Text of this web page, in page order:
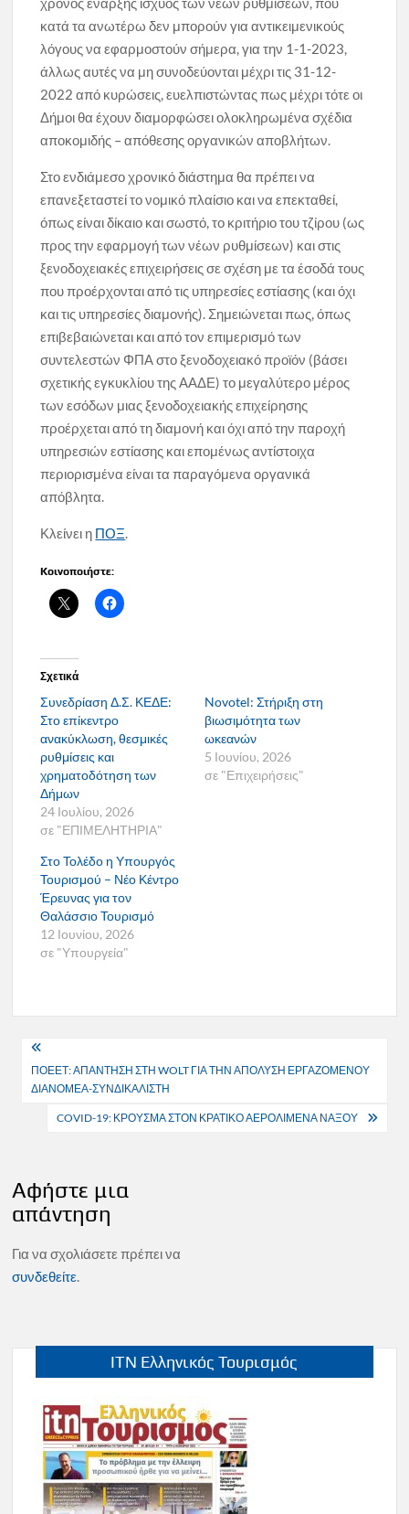
κατά τα ανωτέρω δεν μπορούν για αντικειμενικούς
λόγους να εφαρμοστούν σήμερα, για την 1-1-2023,
άλλως αυτές να μη συνοδεύονται μέχρι τις 31-12-
2022 από κυρώσεις, ευελπιστώντας πως μέχρι τότε οι
Δήμοι θα έχουν διαμορφώσει ολοκληρωμένα σχέδια
αποκομιδής – απόθεσης οργανικών αποβλήτων.
Στο ενδιάμεσο χρονικό διάστημα θα πρέπει να
επανεξεταστεί το νομικό πλαίσιο και να επεκταθεί,
όπως είναι δίκαιο και σωστό, το κριτήριο του τζίρου (ως
προς την εφαρμογή των νέων ρυθμίσεων) και στις
ξενοδοχειακές επιχειρήσεις σε σχέση με τα έσοδά τους
που προέρχονται από τις υπηρεσίες εστίασης (και όχι
και τις υπηρεσίες διαμονής). Σημειώνεται πως, όπως
επιβεβαιώνεται και από τον επιμερισμό των
συντελεστών ΦΠΑ στο ξενοδοχειακό προϊόν (βάσει
σχετικής εγκυκλίου της ΑΑΔΕ) το μεγαλύτερο μέρος
των εσόδων μιας ξενοδοχειακής επιχείρησης
προέρχεται από τη διαμονή και όχι από την παροχή
υπηρεσιών εστίασης και επομένως αντίστοιχα
περιορισμένα είναι τα παραγόμενα οργανικά
απόβλητα.
Κλείνει η ΠΟΞ.
Κοινοποιήστε:
Σχετικά
Συνεδρίαση Δ.Σ. ΚΕΔΕ:
Στο επίκεντρο
ανακύκλωση, θεσμικές
ρυθμίσεις και
χρηματοδότηση των
Δήμων
24 Ιουλίου, 2026
σε "ΕΠΙΜΕΛΗΤΗΡΙΑ"
Novotel: Στήριξη στη
βιωσιμότητα των
ωκεανών
5 Ιουνίου, 2026
σε "Επιχειρήσεις"
Στο Τολέδο η Υπουργός
Τουρισμού – Νέο Κέντρο
Έρευνας για τον
Θαλάσσιο Τουρισμό
12 Ιουνίου, 2026
σε "Υπουργεία"
Πλοήγηση
άρθρων
ΠΟΕΕΤ: ΑΠΑΝΤΗΣΗ ΣΤΗ WOLT ΓΙΑ ΤΗΝ ΑΠΟΛΥΣΗ ΕΡΓΑΖΟΜΕΝΟΥ
ΔΙΑΝΟΜΕΑ-ΣΥΝΔΙΚΑΛΙΣΤΗ
COVID-19: ΚΡΟΥΣΜΑ ΣΤΟΝ ΚΡΑΤΙΚΟ ΑΕΡΟΛΙΜΕΝΑ ΝΑΞΟΥ
Αφήστε μια
απάντηση
Για να σχολιάσετε πρέπει να
συνδεθείτε.
ITN Ελληνικός Τουρισμός